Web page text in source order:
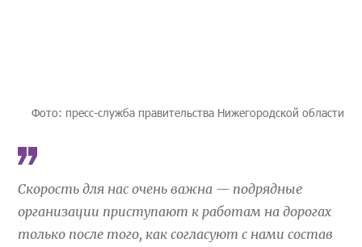
Фото: пресс-служба правительства Нижегородской области
Скорость для нас очень важна — подрядные
организации приступают к работам на дорогах
только после того, как согласуют с нами состав